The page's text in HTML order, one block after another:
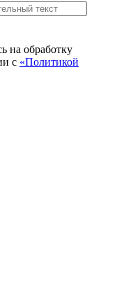
на обработку
с «Политикой